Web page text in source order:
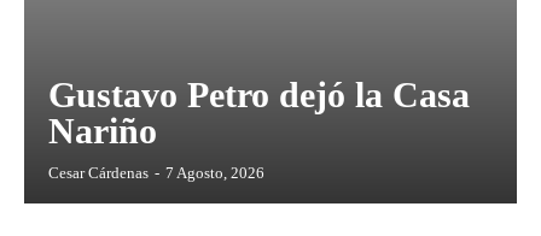
Gustavo Petro dejó la Casa
Nariño
Cesar Cárdenas - 7 Agosto, 2026